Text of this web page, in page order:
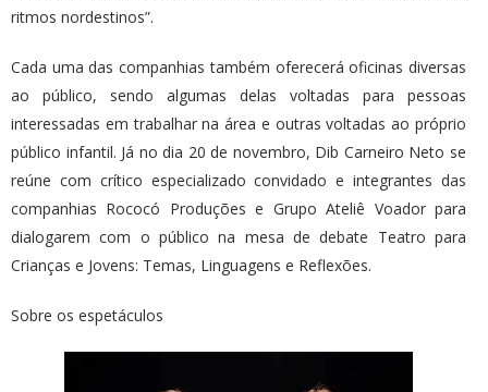
ritmos nordestinos”.
Cada uma das companhias também oferecerá oficinas diversas
ao público, sendo algumas delas voltadas para pessoas
interessadas em trabalhar na área e outras voltadas ao próprio
público infantil. Já no dia 20 de novembro, Dib Carneiro Neto se
reúne com crítico especializado convidado e integrantes das
companhias Rococó Produções e Grupo Ateliê Voador para
dialogarem com o público na mesa de debate Teatro para
Crianças e Jovens: Temas, Linguagens e Reflexões.
Sobre os espetáculos